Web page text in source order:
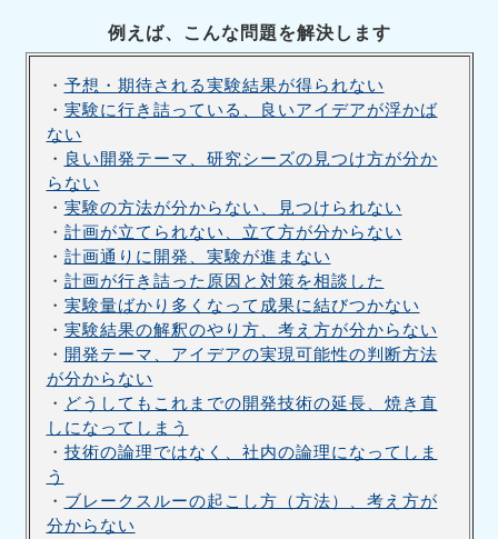
例えば、こんな問題を解決します
・ 予想・期待される実験結果が得られない
・ 実験に行き詰っている、良いアイデアが浮かば
ない
・ 良い開発テーマ、研究シーズの見つけ方が分か
らない
・ 実験の方法が分からない、見つけられない
・ 計画が立てられない、立て方が分からない
・ 計画通りに開発、実験が進まない
・ 計画が行き詰った原因と対策を相談した
・ 実験量ばかり多くなって成果に結びつかない
・ 実験結果の解釈のやり方、考え方が分からない
・ 開発テーマ、アイデアの実現可能性の判断方法
が分からない
・ どうしてもこれまでの開発技術の延長、焼き直
しになってしまう
・ 技術の論理ではなく、社内の論理になってしま
う
・ ブレークスルーの起こし方（方法）、考え方が
分からない